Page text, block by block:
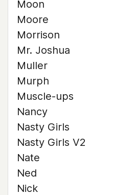
Moon
Moore
Morrison
Mr. Joshua
Muller
Murph
Muscle-ups
Nancy
Nasty Girls
Nasty Girls V2
Nate
Ned
Nick